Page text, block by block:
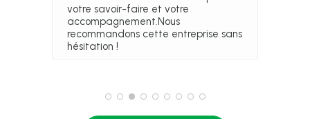
demandes, nous recommandons
fortement Outdoor Project.
votre savoir-faire et votre
accompagnement.Nous
recommandons cette entreprise sans
hésitation !